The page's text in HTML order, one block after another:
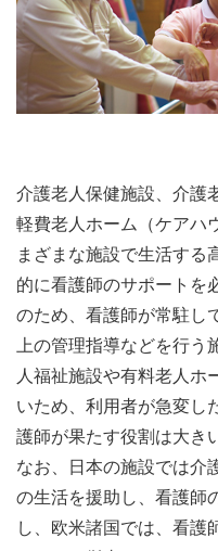
介護老人保健施設、介護
軽費老人ホーム（ケアハ
まざまな施設で生活する
的に看護師のサポートを
のため、看護師が常駐し
上の管理指導などを行
人福祉施設や有料老人ホ
いため、利用者が急変し
護師が果たす役割は大き
なお、日本の施設では介
の生活を援助し、看護師
し、欧米諸国では、看護